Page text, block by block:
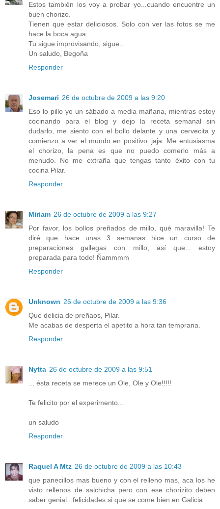
Estos también los voy a probar yo...cuando encuentre un
buen chorizo.
Tienen que estar deliciosos. Solo con ver las fotos se me
hace la boca agua.
Tu sigue improvisando, sigue..
Un saludo, Begoña
Responder
Josemari 26 de octubre de 2009 a las 9:20
Eso lo pillo yo un sábado a media mañana, mientras estoy
cocinando para el blog y dejo la receta semanal sin
dudarlo, me siento con el bollo delante y una cervecita y
comienzo a ver el mundo en positivo..jaja. Me entusiasma
el chorizo, la pena es que no puedo comerlo más a
menudo. No me extraña que tengas tanto éxito con tu
cocina Pilar.
Responder
Miriam 26 de octubre de 2009 a las 9:27
Por favor, los bollos preñados de millo, qué maravilla! Te
diré que hace unas 3 semanas hice un curso de
preparaciones gallegas con millo, así que... estoy
preparada para todo! Ñammmm
Responder
Unknown 26 de octubre de 2009 a las 9:36
Que delicia de preñaos, Pilar.
Me acabas de desperta el apetito a hora tan temprana.
Responder
Nytta 26 de octubre de 2009 a las 9:51
... ésta receta se merece un Ole, Ole y Ole!!!!!
Te felicito por el experimento...
un saludo
Responder
Raquel A Mtz 26 de octubre de 2009 a las 10:43
que panecillos mas bueno y con el relleno mas, aca los he
visto rellenos de salchicha pero con ese chorizito deben
saber genial...felicidades si que se come bien en Galicia